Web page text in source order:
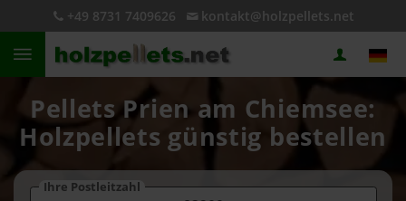
+49 8731 7409626 kontakt@holzpellets.net
Pellets Prien am Chiemsee:
Holzpellets günstig bestellen
Ihre Postleitzahl